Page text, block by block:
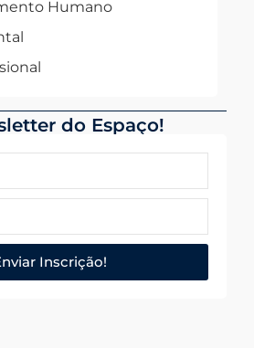
Humano
do Espaço!
Inscrição!